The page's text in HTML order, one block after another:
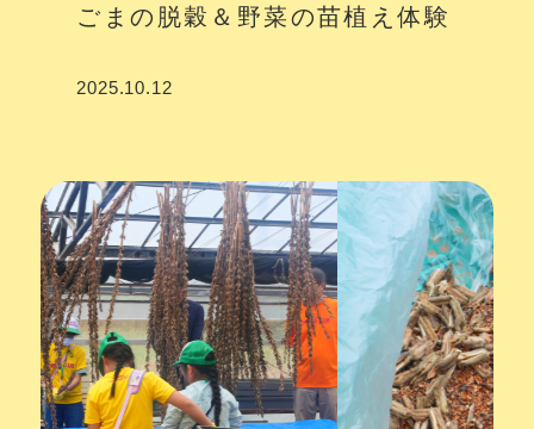
ごまの脱穀＆野菜の苗植え体験
2025.10.12